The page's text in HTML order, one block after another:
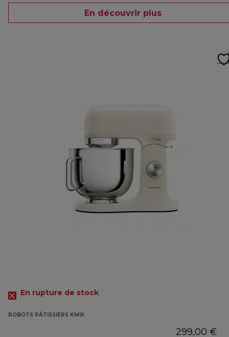
En découvrir plus
En rupture de stock
ROBOTS PÂTISSIERS KMIX
299,00 €